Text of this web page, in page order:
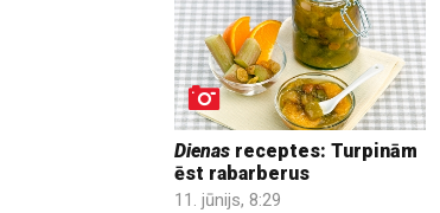
Dienas receptes: Turpinām
ēst rabarberus
11. jūnijs, 8:29